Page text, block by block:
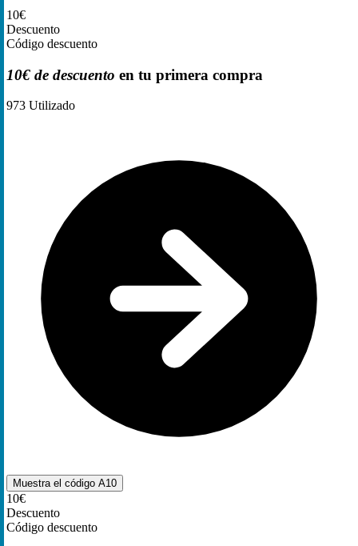
10€
Descuento
Código descuento
10€ de descuento en tu primera compra
973 Utilizado
Muestra el código A10
10€
Descuento
Código descuento